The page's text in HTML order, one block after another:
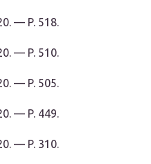
— P. 518.
— P. 510.
— P. 505.
— P. 449.
— P. 310.